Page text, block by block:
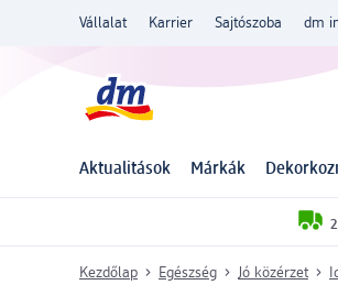
Vállalat Karrier Sajtószoba dm
Aktualitások Márkák
Kezdőlap Egészség Jó közérzet